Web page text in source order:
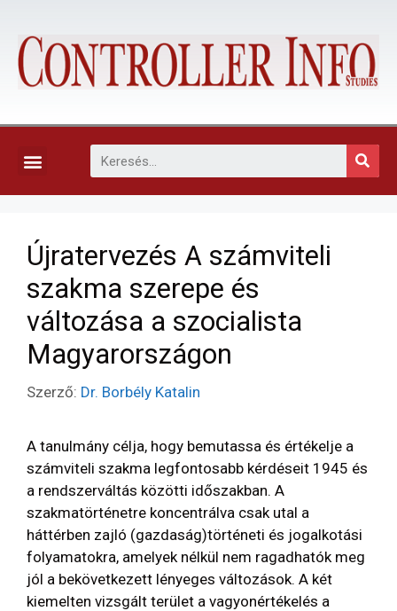
Újratervezés A számviteli
szakma szerepe és
változása a szocialista
Magyarországon
Szerző: Dr. Borbély Katalin
A tanulmány célja, hogy bemutassa és értékelje a
számviteli szakma legfontosabb kérdéseit 1945 és
a rendszerváltás közötti időszakban. A
szakmatörténetre koncentrálva csak utal a
háttérben zajló (gazdaság)történeti és jogalkotási
folyamatokra, amelyek nélkül nem ragadhatók meg
jól a bekövetkezett lényeges változások. A két
kiemelten vizsgált terület a vagyonértékelés a